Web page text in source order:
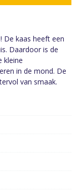
De kaas heeft een
Daardoor is de
kleine
in de mond. De
van smaak.